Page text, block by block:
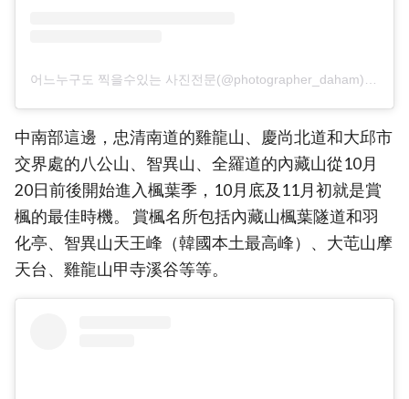
中南部這邊，忠清南道的雞龍山、慶尚北道和大邱市
交界處的八公山、智異山、全羅道的內藏山從10月
20日前後開始進入楓葉季，10月底及11月初就是賞
楓的最佳時機。 賞楓名所包括內藏山楓葉隧道和羽
化亭、智異山天王峰（韓國本土最高峰）、大芚山摩
天台、雞龍山甲寺溪谷等等。